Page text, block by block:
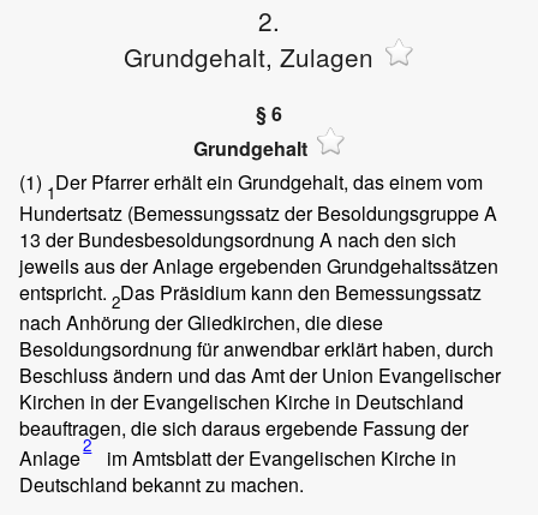
2.
Grundgehalt, Zulagen
§ 6
Grundgehalt
(1) 1Der Pfarrer erhält ein Grundgehalt, das einem vom
Hundertsatz (Bemessungssatz der Besoldungsgruppe A
13 der Bundesbesoldungsordnung A nach den sich
jeweils aus der Anlage ergebenden Grundgehaltssätzen
entspricht. 2Das Präsidium kann den Bemessungssatz
nach Anhörung der Gliedkirchen, die diese
Besoldungsordnung für anwendbar erklärt haben, durch
Beschluss ändern und das Amt der Union Evangelischer
Kirchen in der Evangelischen Kirche in Deutschland
beauftragen, die sich daraus ergebende Fassung der
Anlage2
im Amtsblatt der Evangelischen Kirche in
Deutschland bekannt zu machen.